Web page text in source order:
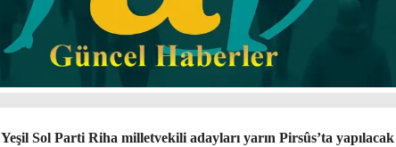
Yeşil Sol Parti Riha milletvekili adayları yarın Pirsûs’ta